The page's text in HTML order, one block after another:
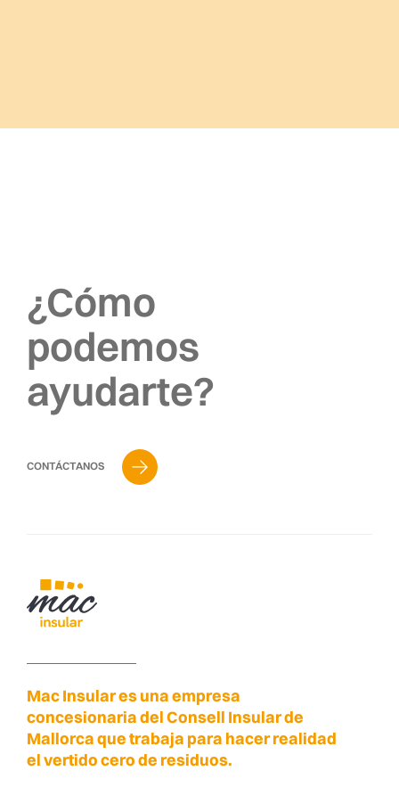
¿Cómo
podemos
ayudarte?
CONTÁCTANOS
Mac Insular es una empresa
concesionaria del Consell Insular de
Mallorca que trabaja para hacer realidad
el vertido cero de residuos.